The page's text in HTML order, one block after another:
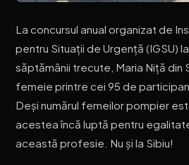
La concursul anual organizat de
pentru Situații de Urgență (IGSU)
săptămânii trecute, Maria Niță din
femeie printre cei 95 de
Deși numărul femeilor pompier
acestea încă luptă pentru
această profesie. Nu și la Sibiu!